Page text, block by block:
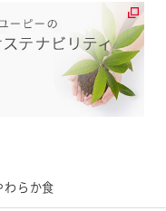
わらか食